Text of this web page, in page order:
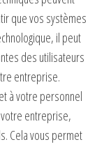
que vos systèmes
il peut
des utilisateurs
entreprise.
à votre personnel
entreprise,
Cela vous permet